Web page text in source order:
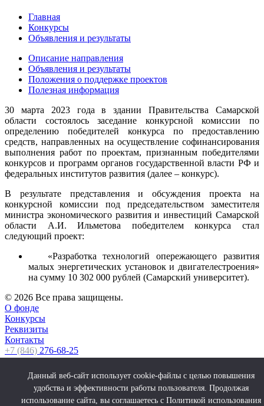
Данный веб-сайт использует cookie-файлы с целью повышения
удобства и эффективности работы пользователя. Продолжая
использование сайта, вы соглашаетесь с Политикой использования
Главная
Конкурсы
Объявления и результаты
Описание направления
Объявления и результаты
Положения о поддержке проектов
Полезная информация
30 марта 2023 года в здании Правительства Самарской
области состоялось заседание конкурсной комиссии по
определению победителей конкурса по предоставлению
средств, направленных на осуществление софинансирования
выполнения работ по проектам, признанным победителями
конкурсов и программ органов государственной власти РФ и
федеральных институтов развития (далее – конкурс).
В результате представления и обсуждения проекта на
конкурсной комиссии под председательством заместителя
министра экономического развития и инвестиций Самарской
области А.И. Ильметова победителем конкурса стал
следующий проект:
«Разработка технологий опережающего развития
малых энергетических установок и двигателестроения»
на сумму 10 302 000 рублей (Самарский университет).
© 2026 Все права защищены.
О фонде
Конкурсы
Реквизиты
Контакты
+7 (846) 276-68-25
fond@samarafond.ru
© 2026 Все права защищены.